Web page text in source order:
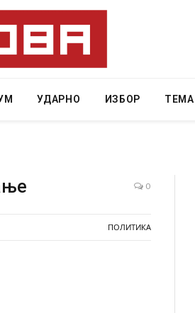
УДАРНО ИЗБОР ТЕМА
0
ПОЛИТИКА
Најмалку
во Тајланд